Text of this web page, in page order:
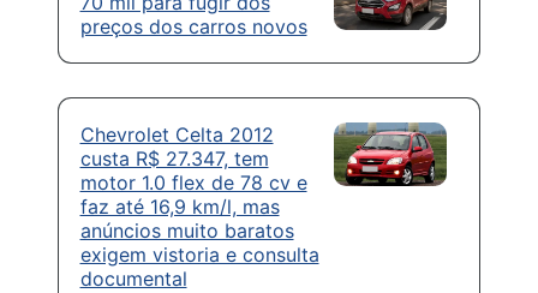
preços dos carros novos
Chevrolet Celta 2012
custa R$ 27.347, tem
motor 1.0 flex de 78 cv e
faz até 16,9 km/l, mas
anúncios muito baratos
exigem vistoria e consulta
documental